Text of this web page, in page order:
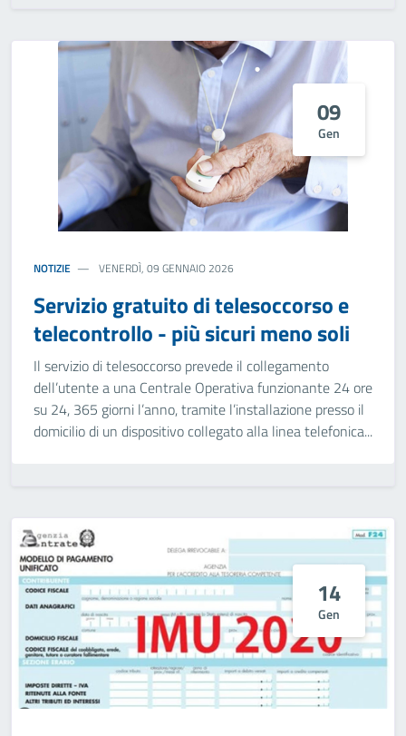
09
Gen
NOTIZIE VENERDÌ, 09 GENNAIO 2026
Servizio gratuito di telesoccorso e
telecontrollo - più sicuri meno soli
Il servizio di telesoccorso prevede il collegamento
dell’utente a una Centrale Operativa funzionante 24 ore
su 24, 365 giorni l’anno, tramite l’installazione presso il
domicilio di un dispositivo collegato alla linea telefonica...
14
Gen